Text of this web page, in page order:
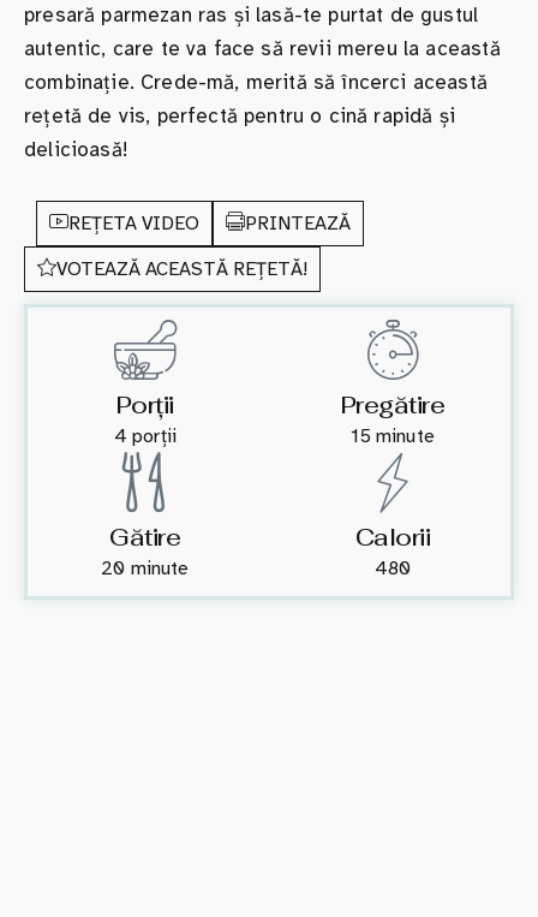
presară parmezan ras și lasă-te purtat de gustul
autentic, care te va face să revii mereu la această
combinație. Crede-mă, merită să încerci această
rețetă de vis, perfectă pentru o cină rapidă și
delicioasă!
REȚETA VIDEO
PRINTEAZĂ
VOTEAZĂ ACEASTĂ REȚETĂ!
Porții
4 porții
Pregătire
15 minute
Gătire
20 minute
Calorii
480